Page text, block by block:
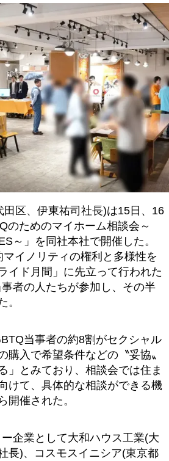
田区、伊東祐司社長)は15日、16
のためのマイホーム相談会～
～」を同社本社で開催した。
イノリティの権利と多様性を
イド月間」に先立って行われた
者の人たちが参加し、その半
。
当事者の約8割がセクシャル
購入で希望条件などの〝妥協〟
」とみており、相談会では住ま
けて、具体的な相談ができる機
開催された。
企業として大和ハウス工業(大
長)、コスモスイニシア(東京都